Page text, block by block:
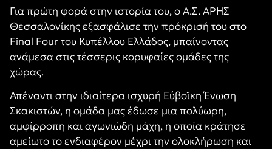
Για πρώτη φορά στην ιστορία του, ο Α.Σ. ΑΡΗΣ
Θεσσαλονίκης εξασφάλισε την πρόκρισή του στο
Final Four του Κυπέλλου Ελλάδος, μπαίνοντας
ανάμεσα στις τέσσερις κορυφαίες ομάδες της
χώρας.
Απέναντι στην ιδιαίτερα ισχυρή Εύβοϊκη Ένωση
Σκακιστών, η ομάδα μας έδωσε μια πολύωρη,
αμφίρροπη και αγωνιώδη μάχη, η οποία κράτησε
αμείωτο το ενδιαφέρον μέχρι την ολοκλήρωση και